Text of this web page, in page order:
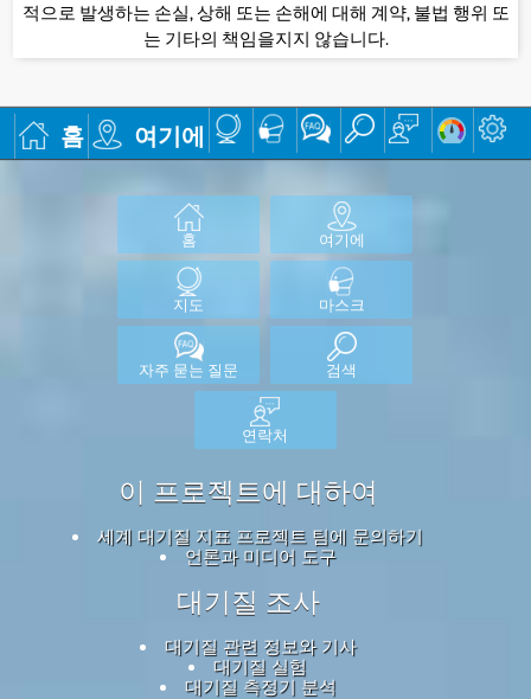
적으로 발생하는 손실, 상해 또는 손해에 대해 계약, 불법 행위 또
는 기타의 책임을지지 않습니다.
홈 여기에
홈 여기에
지도 마스크
자주 묻는 질문 검색
연락처
이 프로젝트에 대하여
세계 대기질 지표 프로젝트 팀에 문의하기
언론과 미디어 도구
대기질 조사
대기질 관련 정보와 기사
대기질 실험
대기질 측정기 분석